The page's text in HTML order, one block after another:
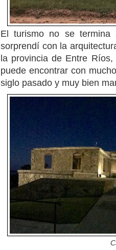
El turismo no se
sorprendí con la
la provincia de Entre
puede encontrar con
siglo pasado y muy bien